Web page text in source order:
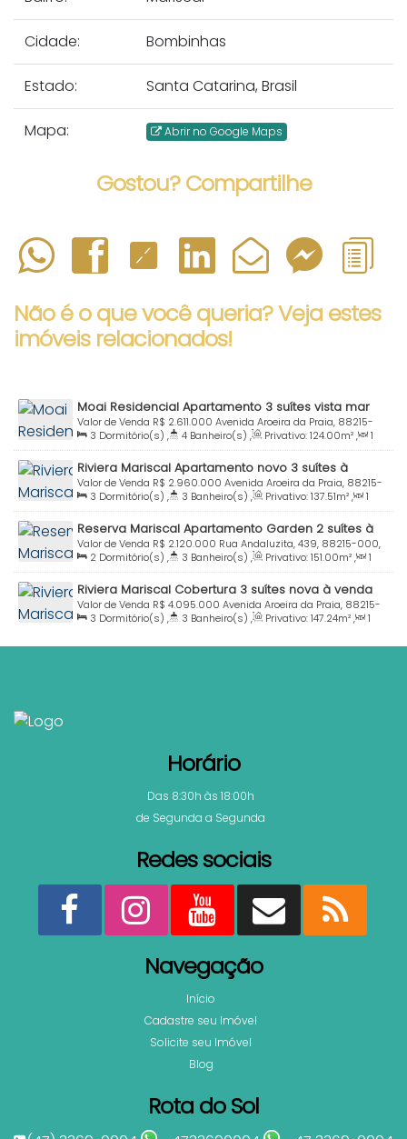
Cidade: Bombinhas
Estado: Santa Catarina, Brasil
Mapa: Abrir no Google Maps
Gostou? Compartilhe
Não é o que você queria? Veja estes
imóveis relacionados!
Moai Residencial Apartamento 3 suítes vista mar
Praia Mariscal Bombinhas SC
R$ 2.611.000
Valor de Venda
Avenida Aroeira da Praia, 88215-
000, Mariscal, Bombinhas, Santa Catarina, Brasil
3 Dormitório(s) , 4 Banheiro(s) , Privativo:124.00m²,
1
Sala(s) , 3 Suíte(s), Total:150.00m² , 2 Vaga(s) ,
Útil:
124.00m²
Riviera Mariscal Apartamento novo 3 suítes à
venda Praia Mariscal Bombinhas SC
R$ 2.960.000
Valor de Venda
Avenida Aroeira da Praia, 88215-
000, Mariscal, Bombinhas, Santa Catarina, Brasil
3 Dormitório(s) , 3 Banheiro(s) , Privativo:137.51m²,
1
Sala(s) , 3 Suíte(s), Total:160.00m², 2Vaga(s),
Útil:
137.51m²
Reserva Mariscal Apartamento Garden 2 suítes à
venda Praia Mariscal
R$ 2.120.000
Valor de Venda
Rua Andaluzita, 439, 88215-000,
Mariscal, Bombinhas, Santa Catarina, Brasil
2 Dormitório(s) , 3 Banheiro(s) , Privativo:151.00m²,
1
Sala(s) , 2 Suíte(s), Total:176.00m², 2Vaga(s),
250m
Distância do Mar, Útil:176.00m²
Riviera Mariscal Cobertura 3 suítes nova à venda
Praia Mariscal Bombinhas SC
R$ 4.095.000
Valor de Venda
Avenida Aroeira da Praia, 88215-
000, Mariscal, Bombinhas, Santa Catarina, Brasil
3 Dormitório(s) , 3 Banheiro(s) , Privativo:147.24m²,
1
147.24m²
Horário
Das 8:30h às 18:00h
de Segunda a Segunda
Redes sociais
Navegação
Início
Cadastre seu Imóvel
Solicite seu Imóvel
Blog
Rota do Sol